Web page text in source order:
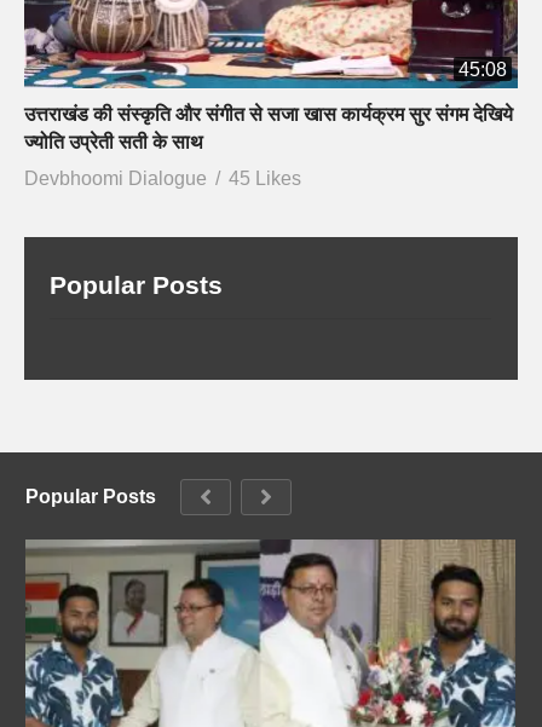
45:08
उत्तराखंड की संस्कृति और संगीत से सजा खास कार्यक्रम सुर संगम देखिये
ज्योति उप्रेती सती के साथ
Devbhoomi Dialogue
45 Likes
Popular Posts
Popular Posts